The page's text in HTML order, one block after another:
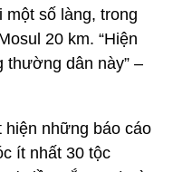
số làng, trong
20 km. “Hiện
thường dân này” –
hiện những báo cáo
ít nhất 30 tộc